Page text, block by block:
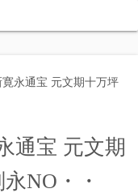
永通宝 元文期十万坪
通宝 元文期
NO・・